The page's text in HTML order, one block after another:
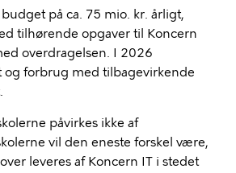
på ca. 75 mio. kr. årligt,
tilhørende opgaver til Koncern
overdragelsen. I 2026
og forbrug med tilbagevirkende
påvirkes ikke af
vil den eneste forskel være,
leveres af Koncern IT i stedet